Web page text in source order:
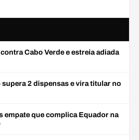
Cabo Verde e estreia adiada
2 dispensas e vira titular no
empate que complica Equador na